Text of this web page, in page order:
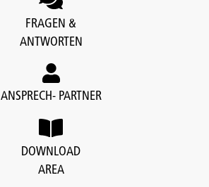
FRAGEN &
ANTWORTEN
ANSPRECH- PARTNER
DOWNLOAD
AREA